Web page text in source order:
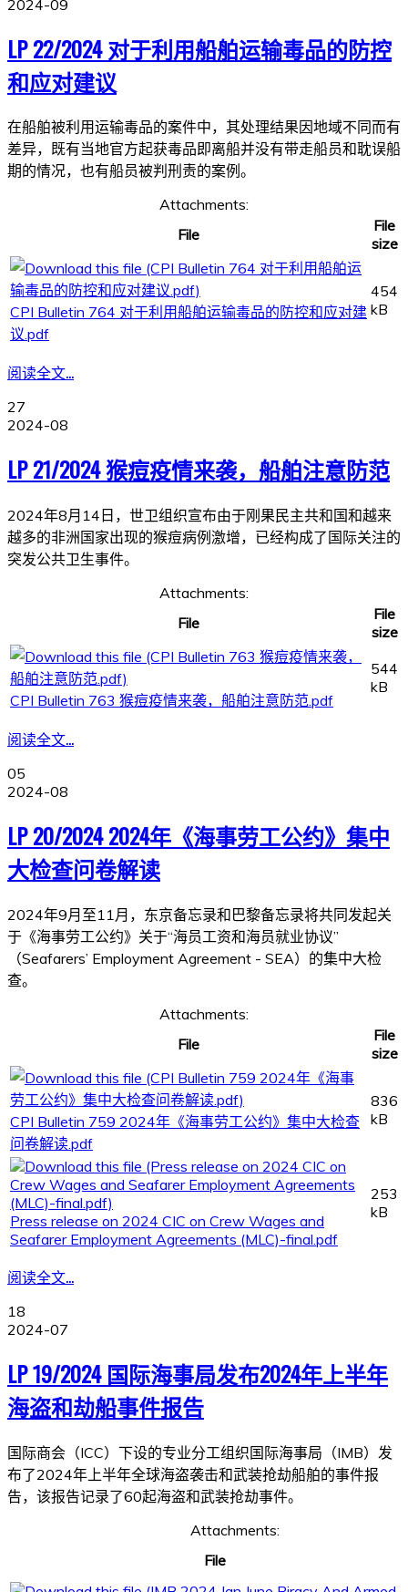
2024-09
LP 22/2024 对于利用船舶运输毒品的防控
和应对建议
在船舶被利用运输毒品的案件中，其处理结果因地域不同而有
差异，既有当地官方起获毒品即离船并没有带走船员和耽误船
期的情况，也有船员被判刑责的案例。
Attachments:
File
File
size
CPI Bulletin 764 对于利用船舶运输毒品的防控和应对建
议.pdf
454
kB
阅读全文...
27
2024-08
LP 21/2024 猴痘疫情来袭，船舶注意防范
2024年8月14日，世卫组织宣布由于刚果民主共和国和越来
越多的非洲国家出现的猴痘病例激增，已经构成了国际关注的
突发公共卫生事件。
Attachments:
File
File
size
CPI Bulletin 763 猴痘疫情来袭，船舶注意防范.pdf
544
kB
阅读全文...
05
2024-08
LP 20/2024 2024年《海事劳工公约》集中
大检查问卷解读
2024年9月至11月，东京备忘录和巴黎备忘录将共同发起关
于《海事劳工公约》关于“海员工资和海员就业协议”
（Seafarers’ Employment Agreement - SEA）的集中大检
查。
Attachments:
File
File
size
CPI Bulletin 759 2024年《海事劳工公约》集中大检查
问卷解读.pdf
836
kB
Press release on 2024 CIC on Crew Wages and
Seafarer Employment Agreements (MLC)-final.pdf
253
kB
阅读全文...
18
2024-07
LP 19/2024 国际海事局发布2024年上半年
海盗和劫船事件报告
国际商会（ICC）下设的专业分工组织国际海事局（IMB）发
布了2024年上半年全球海盗袭击和武装抢劫船舶的事件报
告，该报告记录了60起海盗和武装抢劫事件。
Attachments:
File